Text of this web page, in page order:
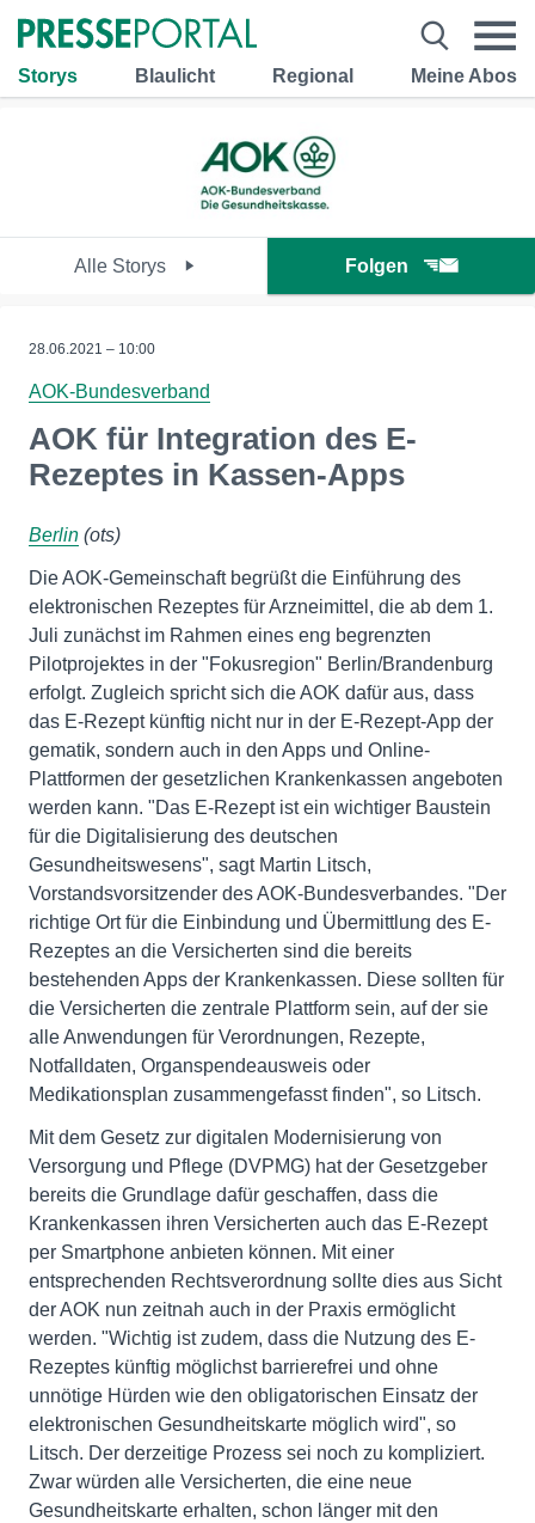
Storys Blaulicht Regional Meine Abos
Alle Storys Folgen
28.06.2021 – 10:00
AOK-Bundesverband
AOK für Integration des E-
Rezeptes in Kassen-Apps
Berlin (ots)
Die AOK-Gemeinschaft begrüßt die Einführung des
elektronischen Rezeptes für Arzneimittel, die ab dem 1.
Juli zunächst im Rahmen eines eng begrenzten
Pilotprojektes in der "Fokusregion" Berlin/Brandenburg
erfolgt. Zugleich spricht sich die AOK dafür aus, dass
das E-Rezept künftig nicht nur in der E-Rezept-App der
gematik, sondern auch in den Apps und Online-
Plattformen der gesetzlichen Krankenkassen angeboten
werden kann. "Das E-Rezept ist ein wichtiger Baustein
für die Digitalisierung des deutschen
Gesundheitswesens", sagt Martin Litsch,
Vorstandsvorsitzender des AOK-Bundesverbandes. "Der
richtige Ort für die Einbindung und Übermittlung des E-
Rezeptes an die Versicherten sind die bereits
bestehenden Apps der Krankenkassen. Diese sollten für
die Versicherten die zentrale Plattform sein, auf der sie
alle Anwendungen für Verordnungen, Rezepte,
Notfalldaten, Organspendeausweis oder
Medikationsplan zusammengefasst finden", so Litsch.
Mit dem Gesetz zur digitalen Modernisierung von
Versorgung und Pflege (DVPMG) hat der Gesetzgeber
bereits die Grundlage dafür geschaffen, dass die
Krankenkassen ihren Versicherten auch das E-Rezept
per Smartphone anbieten können. Mit einer
entsprechenden Rechtsverordnung sollte dies aus Sicht
der AOK nun zeitnah auch in der Praxis ermöglicht
werden. "Wichtig ist zudem, dass die Nutzung des E-
Rezeptes künftig möglichst barrierefrei und ohne
unnötige Hürden wie den obligatorischen Einsatz der
elektronischen Gesundheitskarte möglich wird", so
Litsch. Der derzeitige Prozess sei noch zu kompliziert.
Zwar würden alle Versicherten, die eine neue
Gesundheitskarte erhalten, schon länger mit den